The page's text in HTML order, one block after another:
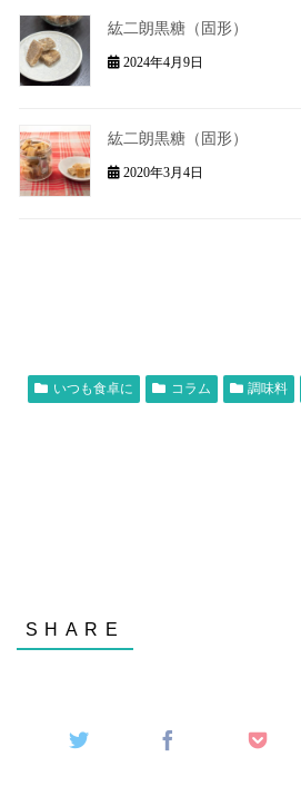
紘二朗黒糖（固形）
2024年4月9日
紘二朗黒糖（固形）
2020年3月4日
いつも食卓に コラム 調味料